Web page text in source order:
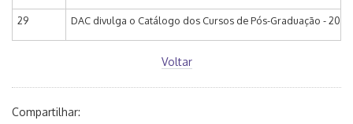
29 DAC divulga o Catálogo dos Cursos de Pós-Graduação -
Voltar
Compartilhar: